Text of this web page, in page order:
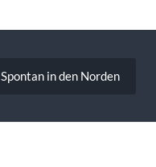
Spontan in den Norden